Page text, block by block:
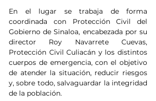
En el lugar se trabaja de forma
coordinada con Protección Civil del
Gobierno de Sinaloa, encabezada por su
director Roy Navarrete Cuevas,
Protección Civil Culiacán y los distintos
cuerpos de emergencia, con el objetivo
de atender la situación, reducir riesgos
y, sobre todo, salvaguardar la integridad
de la población.